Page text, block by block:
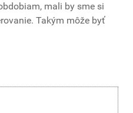
mali by sme si
Takým môže byť